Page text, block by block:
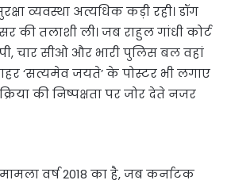
व्यवस्था अत्यधिक कड़ी रही। डॉग
की तलाशी ली। जब राहुल गांधी कोर्ट
चार सीओ और भारी पुलिस बल वहां
‘सत्यमेव जयते’ के पोस्टर भी लगाए
की निष्पक्षता पर जोर देते नजर
वर्ष 2018 का है, जब कर्नाटक